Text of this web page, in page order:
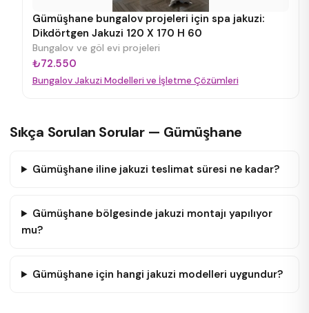
Gümüşhane bungalov projeleri için spa jakuzi:
Dikdörtgen Jakuzi 120 X 170 H 60
Bungalov ve göl evi projeleri
₺72.550
Bungalov Jakuzi Modelleri ve İşletme Çözümleri
Sıkça Sorulan Sorular — Gümüşhane
Gümüşhane iline jakuzi teslimat süresi ne kadar?
Gümüşhane bölgesinde jakuzi montajı yapılıyor
mu?
Gümüşhane için hangi jakuzi modelleri uygundur?